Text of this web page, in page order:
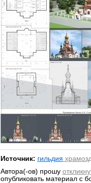
Источник: гильдия
Автора(-ов) прошу
опубликовать материал с